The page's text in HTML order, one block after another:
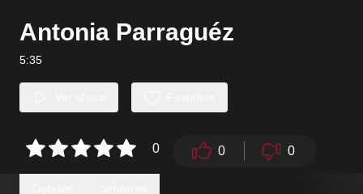
Antonia Parraguéz
5:35
0 0 0